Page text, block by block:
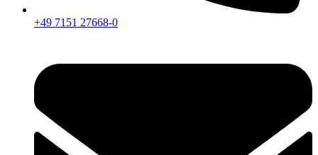
+49 7151 27668-0